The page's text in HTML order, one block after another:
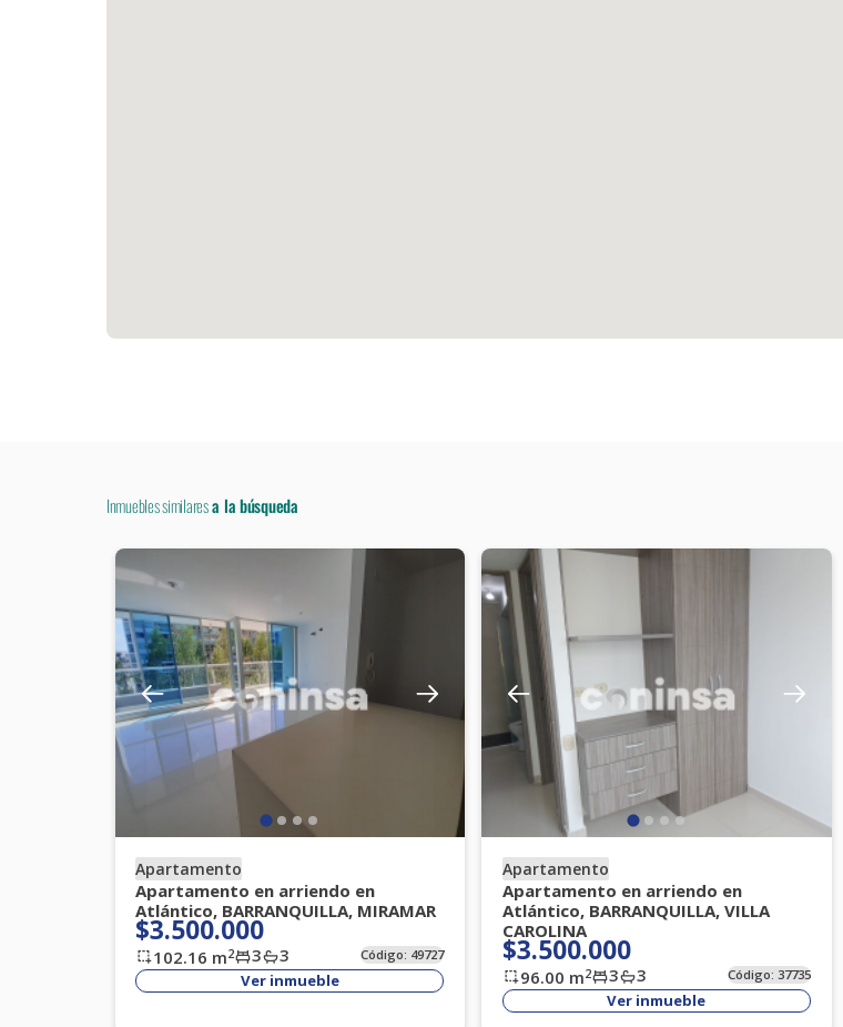
Inmuebles similaresa la búsqueda
Apartamento
Apartamento en arriendo en
Atlántico, BARRANQUILLA, MIRAMAR
$3.500.000
102.16 m2 3 3 Código: 49727
Ver inmueble
Apartamento
Apartamento en arriendo en
Atlántico, BARRANQUILLA, VILLA
CAROLINA
$3.500.000
96.00 m2 3 3 Código:37735
Ver inmueble